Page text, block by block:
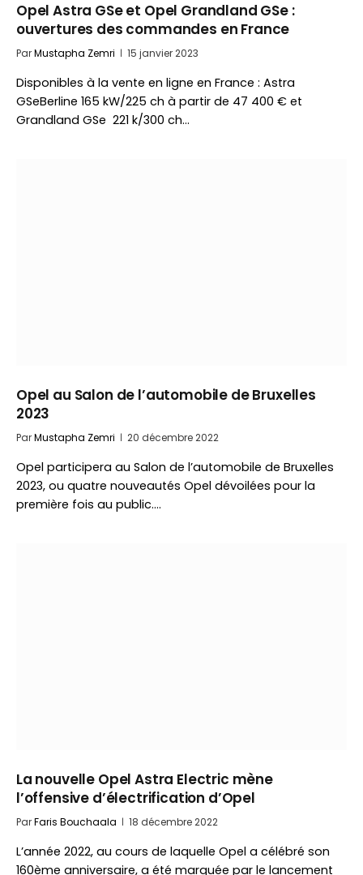
Opel Astra GSe et Opel Grandland GSe :
ouvertures des commandes en France
ParMustapha Zemri 15 janvier 2023
Disponibles à la vente en ligne en France : Astra
GSeBerline 165 kW/225 ch à partir de 47 400 € et
Grandland GSe 221 k/300 ch…
Opel au Salon de l’automobile de Bruxelles
2023
ParMustapha Zemri 20 décembre 2022
Opel participera au Salon de l’automobile de Bruxelles
2023, ou quatre nouveautés Opel dévoilées pour la
première fois au public.…
La nouvelle Opel Astra Electric mène
l’offensive d’électrification d’Opel
ParFaris Bouchaala 18 décembre 2022
L’année 2022, au cours de laquelle Opel a célébré son
160ème anniversaire, a été marquée par le lancement